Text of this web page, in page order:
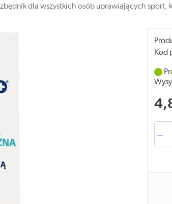
dla wszystkich osób uprawiających
Kod